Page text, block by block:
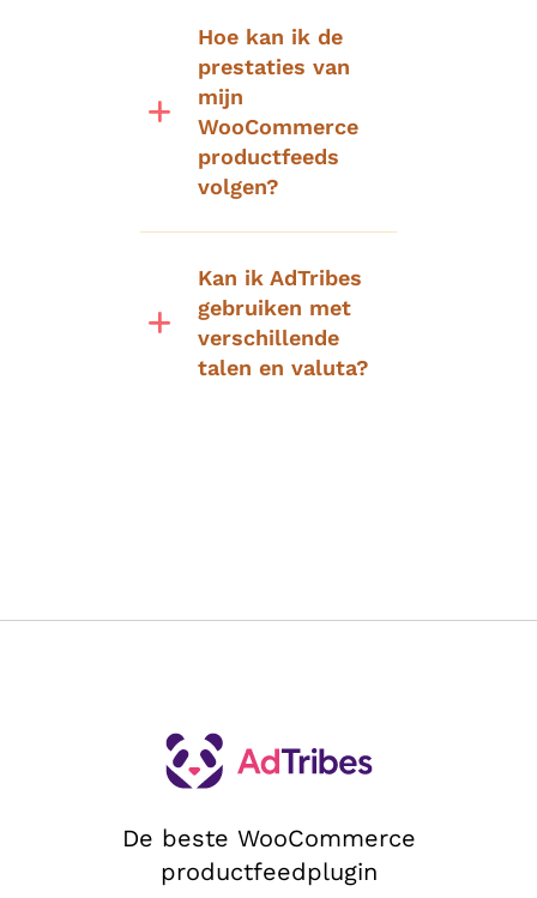
Hoe kan ik de
prestaties van
mijn
WooCommerce
productfeeds
volgen?
Kan ik AdTribes
gebruiken met
verschillende
talen en valuta?
De beste WooCommerce
productfeedplugin